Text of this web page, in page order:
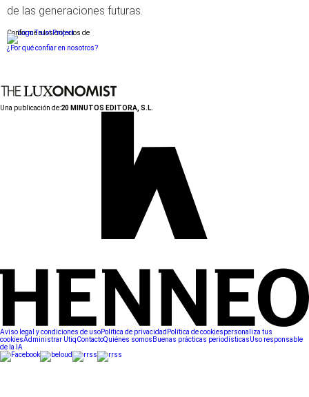
de las generaciones futuras.
Conforme a los criterios de
¿Por qué confiar en nosotros?
Una publicación de:20 MINUTOS EDITORA, S.L.
Aviso legal y condiciones de usoPolítica de privacidad Política de cookiespersonaliza tus
cookiesAdministrar UtiqContactoQuiénes somos Buenas prácticas periodísticasUso responsable
de la IA